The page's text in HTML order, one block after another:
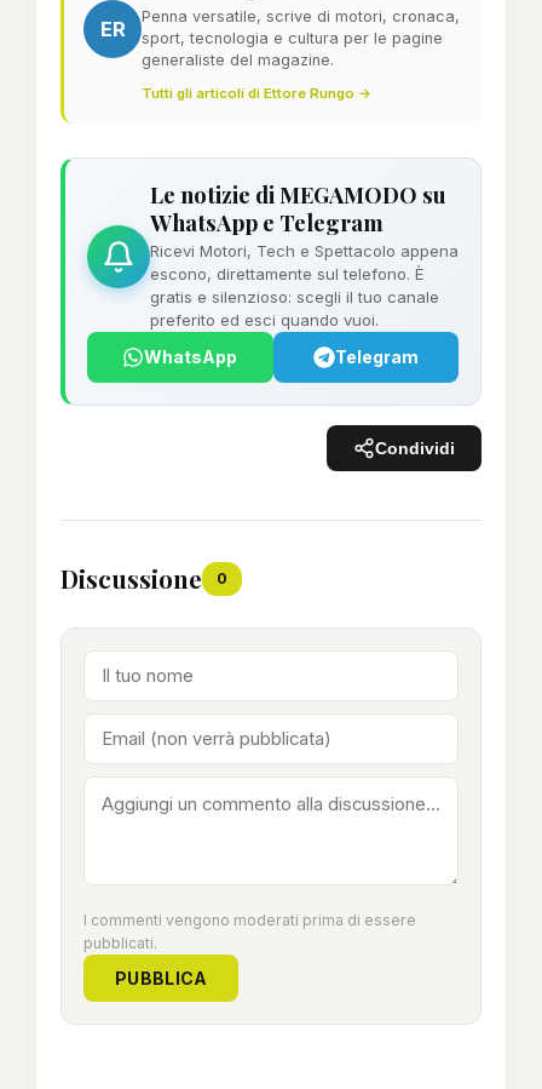
ER
Penna versatile, scrive di motori, cronaca,
sport, tecnologia e cultura per le pagine
generaliste del magazine.
Tutti gli articoli di Ettore Rungo →
Le notizie di MEGAMODO su
WhatsApp e Telegram
Ricevi Motori, Tech e Spettacolo appena
escono, direttamente sul telefono. È
gratis e silenzioso: scegli il tuo canale
preferito ed esci quando vuoi.
WhatsApp Telegram
Condividi
Discussione 0
I commenti vengono moderati prima di essere
pubblicati.
PUBBLICA